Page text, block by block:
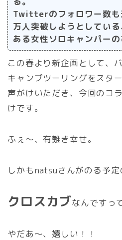
Twitterのフォロワー数も
万人突破しようとしてい
ある女性ソロキャンパーの
この春より新企画として、
キャンプツーリングをスタ
声がけいただき、今回のコ
けです。
ふぇ〜、有難き幸せ。
しかもnatsuさんがのる予定
クロスカブなんですっ
やだあ～、嬉しい！！